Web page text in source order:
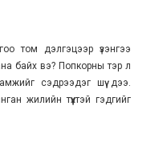
том дэлгэцээр үзэнгээ
байх вэ? Попкорны тэр л
сэдрээдэг шүү дээ.
жилийн түүхтэй гэдгийг